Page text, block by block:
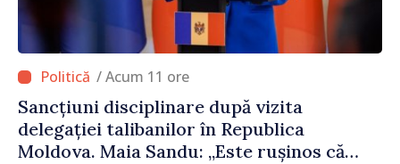
/ Acum 11 ore
Sancțiuni disciplinare după vizita
delegației talibanilor în Republica
Moldova. Maia Sandu: „Este rușinos că